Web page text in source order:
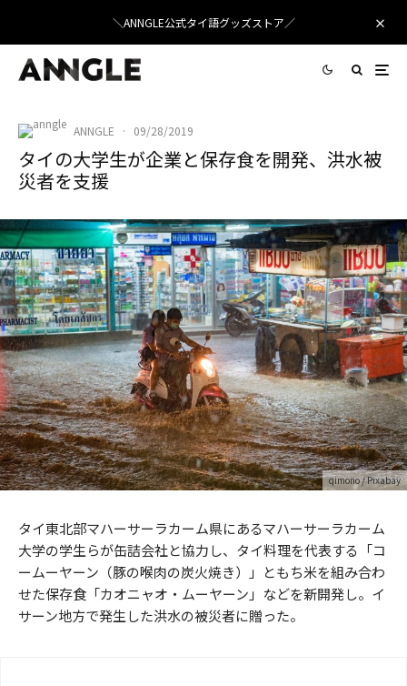
＼ANNGLE公式タイ語グッズストア／
ANNGLE · 09/28/2019
タイの大学生が企業と保存食を開発、洪水被
災者を支援
qimono/ Pixabay
タイ東北部マハーサーラカーム県にあるマハーサーラカーム
大学の学生らが缶詰会社と協力し、タイ料理を代表する「コ
ームーヤーン（豚の喉肉の炭火焼き）」ともち米を組み合わ
せた保存食「カオニャオ・ムーヤーン」などを新開発し。イ
サーン地方で発生した洪水の被災者に贈った。